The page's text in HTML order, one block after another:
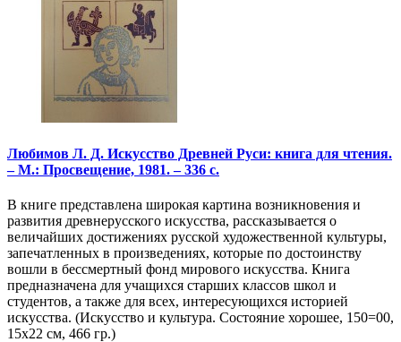
Любимов Л. Д. Искусство Древней Руси: книга для чтения.
– М.: Просвещение, 1981. – 336 с.
В книге представлена широкая картина возникновения и
развития древнерусского искусства, рассказывается о
величайших достижениях русской художественной культуры,
запечатленных в произведениях, которые по достоинству
вошли в бессмертный фонд мирового искусства. Книга
предназначена для учащихся старших классов школ и
студентов, а также для всех, интересующихся историей
искусства. (Искусство и культура. Состояние хорошее, 150=00,
15х22 см, 466 гр.)